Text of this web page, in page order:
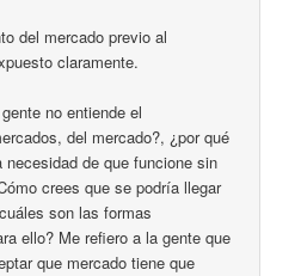
del mercado previo al
claramente.
no entiende el
del mercado?, ¿por qué
de que funcione sin
crees que se podría llegar
son las formas
ello? Me refiero a la gente que
que mercado tiene que